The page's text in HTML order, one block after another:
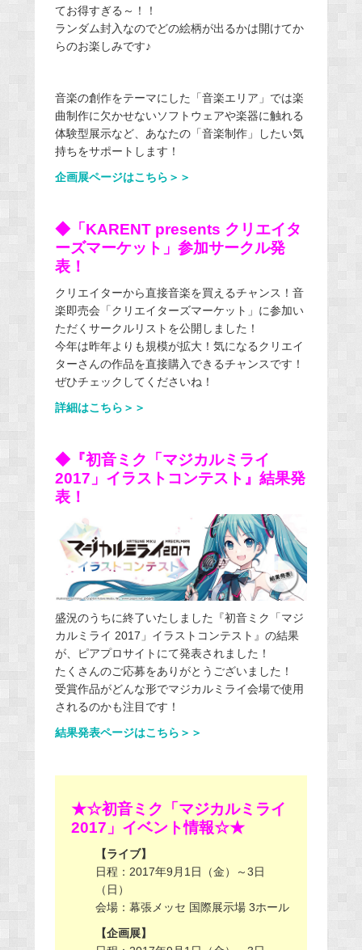
てお得すぎる～！！
ランダム封入なのでどの絵柄が出るかは開けてか
らのお楽しみです♪
音楽の創作をテーマにした「音楽エリア」では楽
曲制作に欠かせないソフトウェアや楽器に触れる
体験型展示など、あなたの「音楽制作」したい気
持ちをサポートします！
企画展ページはこちら＞＞
◆「KARENT presents クリエイタ
ーズマーケット」参加サークル発
表！
クリエイターから直接音楽を買えるチャンス！音
楽即売会「クリエイターズマーケット」に参加い
ただくサークルリストを公開しました！
今年は昨年よりも規模が拡大！気になるクリエイ
ターさんの作品を直接購入できるチャンスです！
ぜひチェックしてくださいね！
詳細はこちら＞＞
◆『初音ミク「マジカルミライ
2017」イラストコンテスト』結果発
表！
盛況のうちに終了いたしました『初音ミク「マジ
カルミライ 2017」イラストコンテスト』の結果
が、ピアプロサイトにて発表されました！
たくさんのご応募をありがとうございました！
受賞作品がどんな形でマジカルミライ会場で使用
されるのかも注目です！
結果発表ページはこちら＞＞
★☆初音ミク「マジカルミライ
2017」イベント情報☆★
【ライブ】
日程：2017年9月1日（金）～3日
（日）
会場：幕張メッセ 国際展示場 3ホール
【企画展】